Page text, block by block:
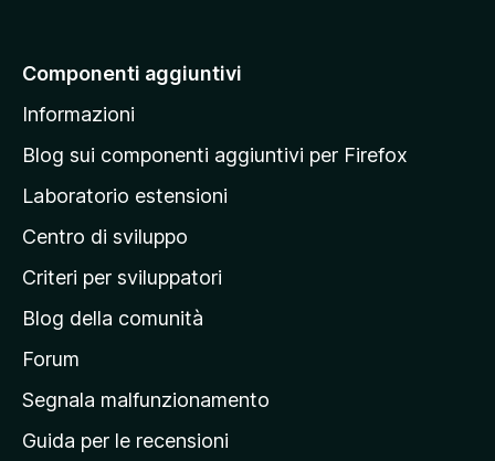
a
l
a
a
g
i
a
p
r
n
Componenti aggiuntivi
Informazioni
Blog sui componenti aggiuntivi per Firefox
Laboratorio estensioni
Centro di sviluppo
Criteri per sviluppatori
Blog della comunità
Forum
Segnala malfunzionamento
Guida per le recensioni